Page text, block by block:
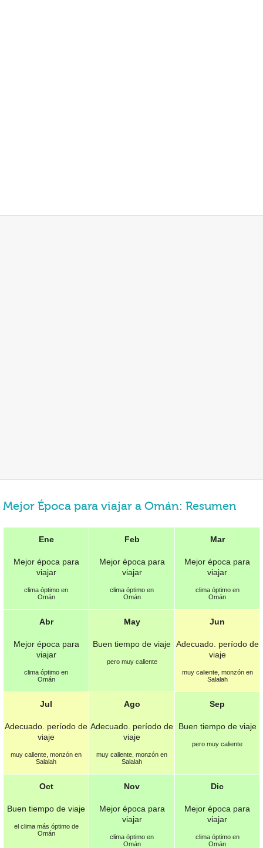
Mejor Época para viajar a Omán: Resumen
Ene
Mejor época para
viajar
clima óptimo en
Omán
Feb
Mejor época para
viajar
clima óptimo en
Omán
Mar
Mejor época para
viajar
clima óptimo en
Omán
Abr
Mejor época para
viajar
clima óptimo en
Omán
May
Buen tiempo de viaje
pero muy caliente
Jun
Adecuado. período de
viaje
muy caliente, monzón en
Salalah
Jul
Adecuado. período de
viaje
muy caliente, monzón en
Salalah
Ago
Adecuado. período de
viaje
muy caliente, monzón en
Salalah
Sep
Buen tiempo de viaje
pero muy caliente
Oct
Buen tiempo de viaje
el clima más óptimo de
Omán
Nov
Mejor época para
viajar
clima óptimo en
Omán
Dic
Mejor época para
viajar
clima óptimo en
Omán